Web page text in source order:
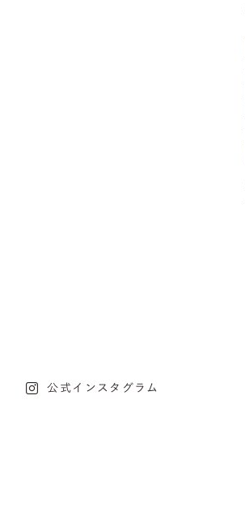
公式インスタグラム